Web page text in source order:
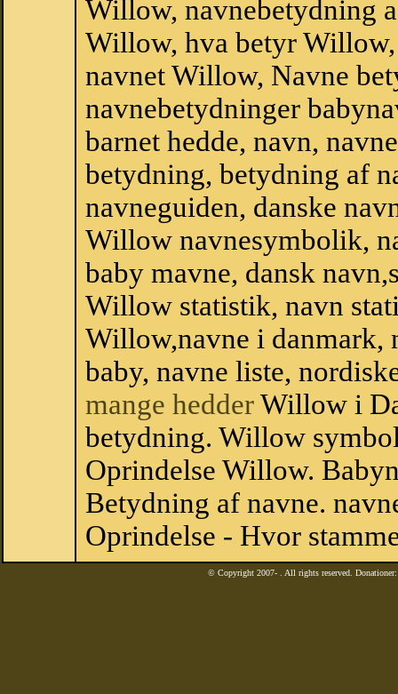
Willow, navnebetydning
Willow, hva betyr
navnet Willow, Navne
navnebetydninger
barnet hedde, navn,
betydning, betydning af
navneguiden, danske
Willow navnesymbolik,
baby mavne, dansk
Willow statistik, navn
Willow,navne i danmark,
baby, navne liste,
mange hedderWillow i
betydning. Willow
Oprindelse Willow.
Betydning af navne.
Oprindelse - Hvor
© Copyright 2007- . All rights reserved.